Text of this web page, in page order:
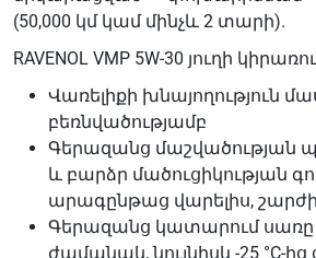
(50,000 կմ կամ մինչև 2 տարի).
RAVENOL VMP 5W-30 յուղի
Վառելիքի խնայողություն
բեռնվածությամբ
Գերազանց մաշվածության
և բարձր մածուցիկության
արագընթաց վարելիս,
Գերազանց կատարում սառը
ժամանակ, նույնիսկ -25 °C-